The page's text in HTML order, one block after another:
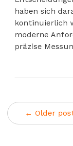
haben sich
kontinuierlich
moderne
präzise
← Older